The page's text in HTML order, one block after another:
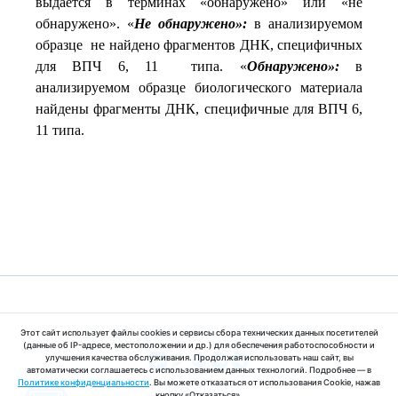
Этот сайт использует файлы cookies и сервисы сбора технических данных посетителей
(данные об IP-адресе, местоположении и др.) для обеспечения работоспособности и
улучшения качества обслуживания. Продолжая использовать наш сайт, вы
автоматически соглашаетесь с использованием данных технологий. Подробнее — в
Политике конфиденциальности. Вы можете отказаться от использования Cookie, нажав
обнаружено». «Не обнаружено»: в анализируемом
образце не найдено фрагментов ДНК, специфичных
для ВПЧ 6, 11 типа. «Обнаружено»:в
анализируемом образце биологического материала
найдены фрагменты ДНК, специфичные для ВПЧ 6,
11 типа.
© 2025 ООО «МедЛабЭкспресс»